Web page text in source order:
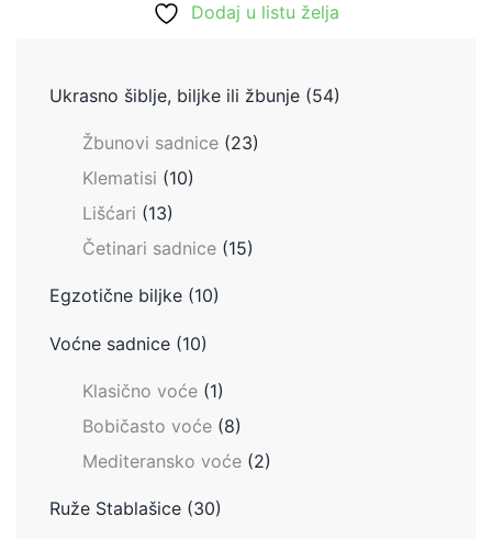
Dodaj u listu želja
Ukrasno šiblje, biljke ili žbunje (54)
Žbunovi sadnice (23)
Klematisi (10)
Lišćari (13)
Četinari sadnice (15)
Egzotične biljke (10)
Voćne sadnice (10)
Klasično voće (1)
Bobičasto voće (8)
Mediteransko voće (2)
Ruže Stablašice (30)